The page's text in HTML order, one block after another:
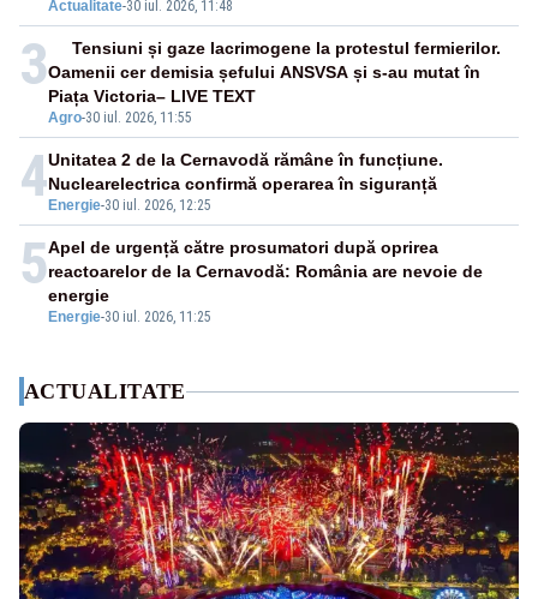
Actualitate-30 iul. 2026, 11:48
3
Agro-30 iul. 2026, 11:55
Tensiuni și gaze lacrimogene la protestul fermierilor.
Oamenii cer demisia șefului ANSVSA și s-au mutat în
Piața Victoria– LIVE TEXT
4 Energie-30 iul. 2026, 12:25
Unitatea 2 de la Cernavodă rămâne în funcțiune.
Nuclearelectrica confirmă operarea în siguranță
5
Energie-30 iul. 2026, 11:25
Apel de urgență către prosumatori după oprirea
reactoarelor de la Cernavodă: România are nevoie de
energie
ACTUALITATE